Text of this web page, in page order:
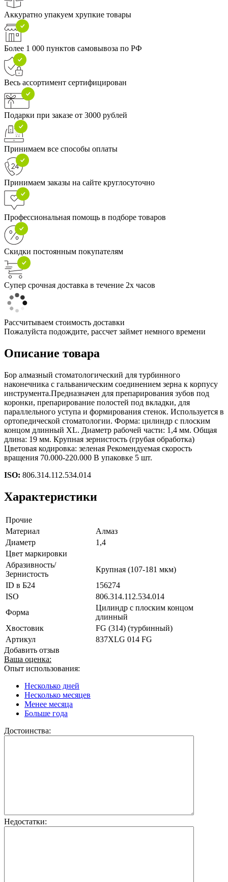
Аккуратно упакуем хрупкие товары
Более 1 000 пунктов самовывоза по РФ
Весь ассортимент сертифицирован
Подарки при заказе от 3000 рублей
Принимаем все способы оплаты
Принимаем заказы на сайте круглосуточно
Профессиональная помощь в подборе товаров
Скидки постоянным покупателям
Супер срочная доставка в течение 2х часов
Рассчитываем стоимость доставки
Пожалуйста подождите, рассчет займет немного времени
Описание товара
Бор алмазный стоматологический для турбинного
наконечника с гальваническим соединением зерна к корпусу
инструмента.Предназначен для препарирования зубов под
коронки, препарирование полостей под вкладки, для
параллельного уступа и формирования стенок. Используется в
ортопедической стоматологии. Форма: цилиндр с плоским
концом длинный XL. Диаметр рабочей части: 1,4 мм. Общая
длина: 19 мм. Крупная зернистость (грубая обработка)
Цветовая кодировка: зеленая Рекомендуемая скорость
вращения 70.000-220.000 В упаковке 5 шт.
ISO: 806.314.112.534.014
Характеристики
Прочие
Материал
Алмаз
Диаметр
1,4
Цвет маркировки
Абразивность/
Зернистость
Крупная (107-181 мкм)
ID в Б24
156274
ISO
806.314.112.534.014
Форма
Цилиндр с плоским концом
длинный
Хвостовик
FG (314) (турбинный)
Артикул
837XLG 014 FG
Добавить отзыв
Ваша оценка:
Опыт использования:
Несколько дней
Несколько месяцев
Менее месяца
Больше года
Достоинства:
Недостатки: